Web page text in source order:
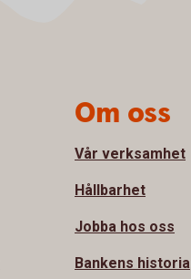
Om oss
Vår verksamhet
Hållbarhet
Jobba hos oss
Bankens historia